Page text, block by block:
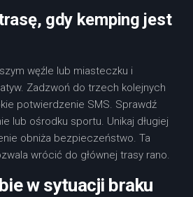
gdy kemping jest
węźle lub miasteczku i
Zadzwoń do trzech kolejnych
potwierdzenie SMS. Sprawdź
lub ośrodku sportu. Unikaj długiej
obniża bezpieczeństwo. Ta
wrócić do głównej trasy rano.
w sytuacji braku